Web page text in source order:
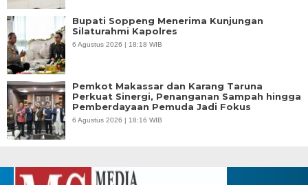
Bupati Soppeng Menerima Kunjungan
Silaturahmi Kapolres
6 Agustus 2026 | 18:18 WIB
Pemkot Makassar dan Karang Taruna
Perkuat Sinergi, Penanganan Sampah hingga
Pemberdayaan Pemuda Jadi Fokus
6 Agustus 2026 | 18:16 WIB